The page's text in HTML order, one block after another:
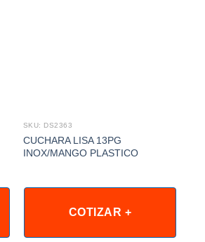
SKU: DS2363
CUCHARA LISA 13PG
INOX/MANGO PLASTICO
COTIZAR +